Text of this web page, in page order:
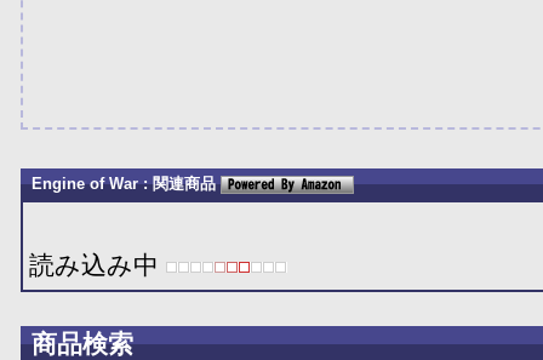
Engine of War : 関連商品
読み込み中
商品検索